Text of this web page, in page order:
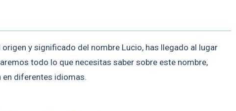
y significado del nombre Lucio, has llegado al lugar
todo lo que necesitas saber sobre este nombre,
en diferentes idiomas.